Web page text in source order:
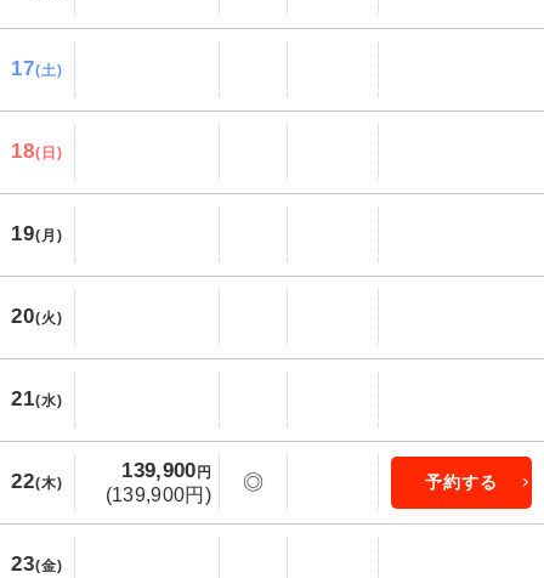
17(土)
18(日)
19(月)
20(火)
21(水)
22(木)
139,900円
(139,900円)
◎ 予約する
23(金)